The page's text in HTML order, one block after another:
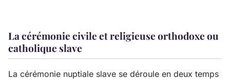
La cérémonie civile et religieuse orthodoxe ou
catholique slave
La cérémonie nuptiale slave se déroule en deux temps